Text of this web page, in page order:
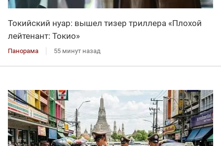
Токийский нуар: вышел тизер триллера «Плохой
лейтенант: Токио»
Панорама 55 минут назад